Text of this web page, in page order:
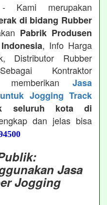
Kami merupakan
di bidang Rubber
Pabrik Produsen
, Info Harga
Distributor Rubber
Kontraktor
memberikan Jasa
Jogging Track
seluruh kota di
dan jelas bisa
Jasa
Jogging